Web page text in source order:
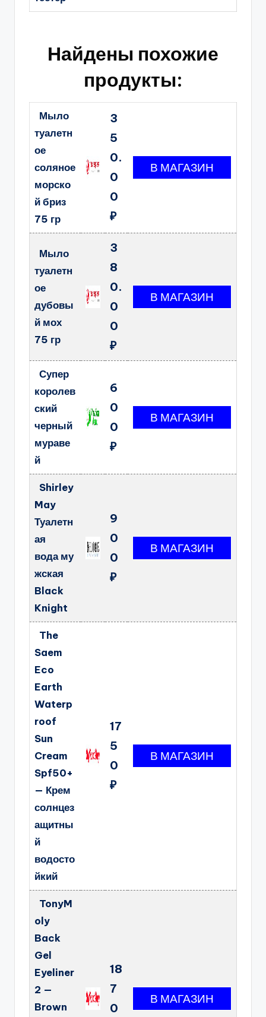
Найдены похожие
продукты:
Мыло
туалетн
ое
соляное
морско
й бриз
75 гр
3
5
0.
0
0
₽
Мыло
туалетн
ое
дубовы
й мох
75 гр
3
8
0.
0
0
₽
Супер
королев
ский
черный
мураве
й
6
0
0
₽
Shirley
May
Туалетн
ая
вода му
жская
Black
Knight
9
0
0
₽
The
Saem
Eco
Earth
Waterp
roof
Sun
Cream
Spf50+
— Крем
солнцез
ащитны
й
водосто
йкий
17
5
0
₽
TonyM
oly
Back
Gel
Eyeliner
2 —
Brown
18
7
0